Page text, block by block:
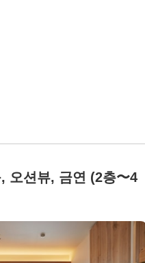
오션뷰, 금연 (2층〜4